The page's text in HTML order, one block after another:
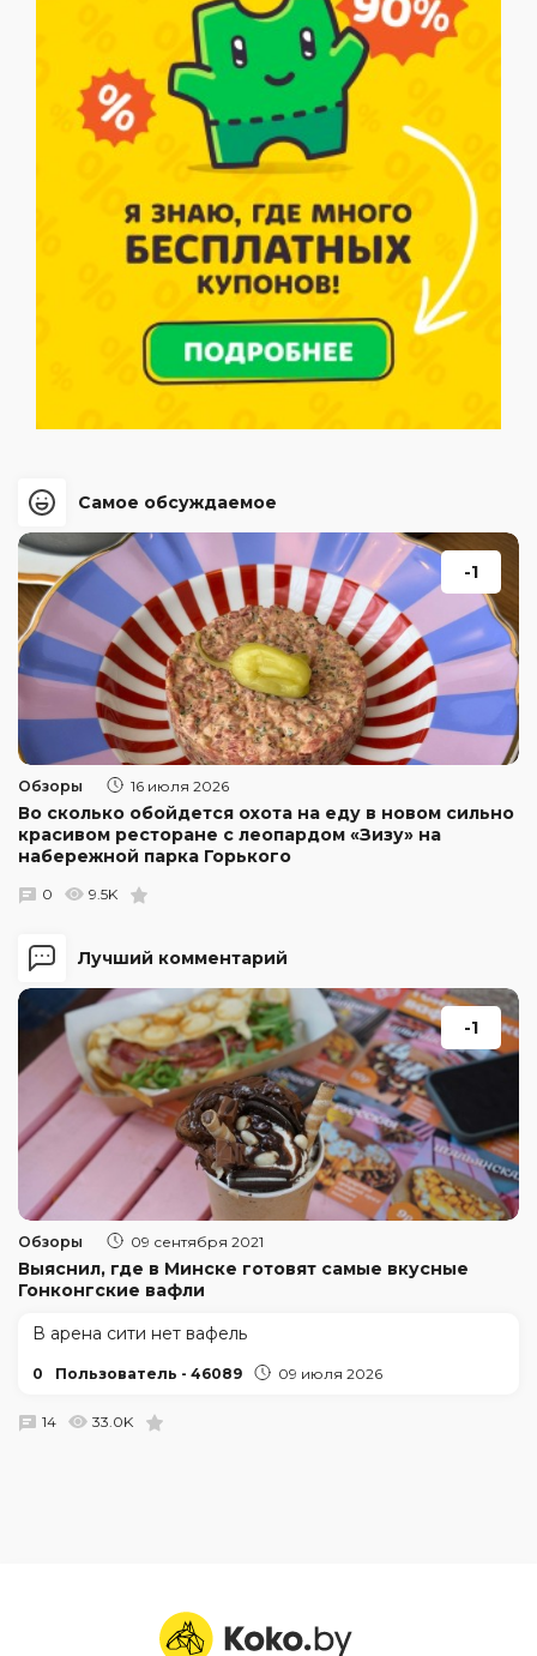
Лучший комментарий
-1
Обзоры 09 сентября 2021
Выяснил, где в Минске готовят самые вкусные
Гонконгские вафли
В арена сити нет вафель
0 Пользователь - 46089 09 июля 2026
14 33.0K
Самое обсуждаемое
-1
Обзоры 16 июля 2026
Во сколько обойдется охота на еду в новом сильно
красивом ресторане с леопардом «Зизу» на
набережной парка Горького
0 9.5K